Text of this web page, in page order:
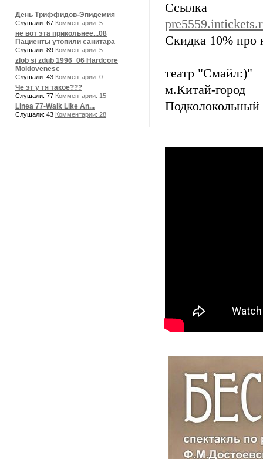
День Триффидов-Эпидемия
Слушали: 67 Комментарии: 5
не вот эта прикольнее...08
Пациенты утопили санитара
Слушали: 89 Комментарии: 5
zlob si zdub 1996_06 Hardcore
Moldovenesc
Слушали: 43 Комментарии: 0
Че эт у тя такое???
Слушали: 77 Комментарии: 15
Linea 77-Walk Like An...
Слушали: 43 Комментарии: 28
Скидка 10%
театр "Смайл:)"
м.Китай-город
Подколокольный